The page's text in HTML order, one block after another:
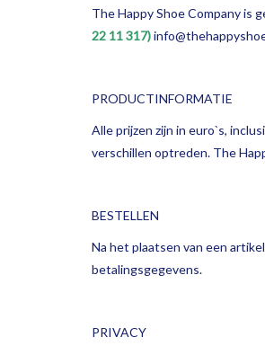
The Happy Shoe Company is
22 11 317)
PRODUCTINFORMATIE
Alle prijzen zijn in euro`s,
verschillen optreden. The
BESTELLEN
Na het plaatsen van een
betalingsgegevens.
PRIVACY